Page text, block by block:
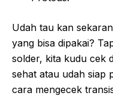
Udah tau kan
yang bisa dipakai?
solder, kita kudu cek
sehat atau udah siap
cara mengecek